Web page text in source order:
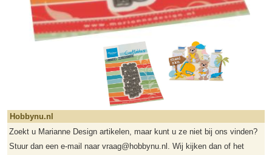
Hobbynu.nl
Zoekt u Marianne Design artikelen, maar kunt u ze niet bij ons vinden?
Stuur dan een e-mail naar vraag@hobbynu.nl. Wij kijken dan of het